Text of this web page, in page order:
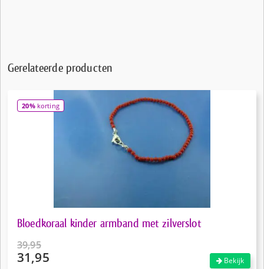
Gerelateerde producten
20%korting
Bloedkoraal kinder armband met zilverslot
39,95
Oorspronkelijke
31,95 Bekijk